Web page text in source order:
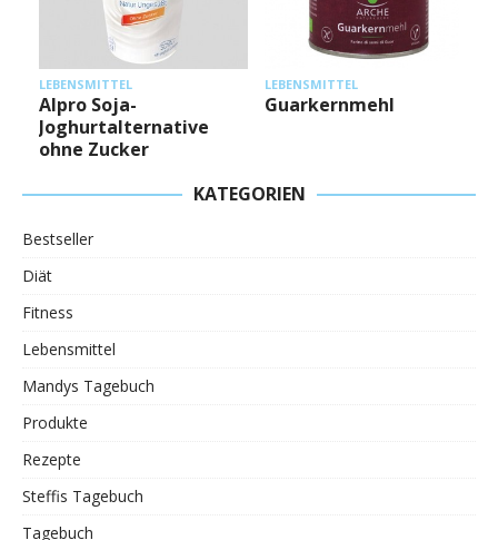
LEBENSMITTEL
Alpro Soja-
Joghurtalternative
ohne Zucker
LEBENSMITTEL
Guarkernmehl
KATEGORIEN
Bestseller
Diät
Fitness
Lebensmittel
Mandys Tagebuch
Produkte
Rezepte
Steffis Tagebuch
Tagebuch